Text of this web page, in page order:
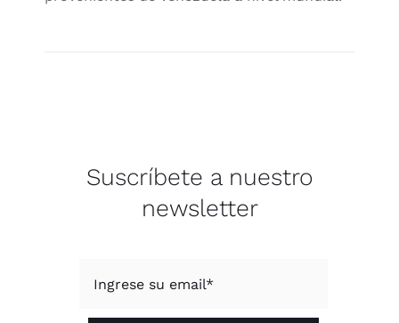
Suscríbete a nuestro
newsletter